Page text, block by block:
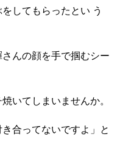
してもらったとい う
んの顔を手で掴むシー
いてしまいませんか。
合ってないですよ」と